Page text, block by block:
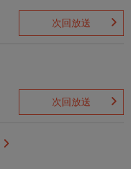
次回放送
次回放送